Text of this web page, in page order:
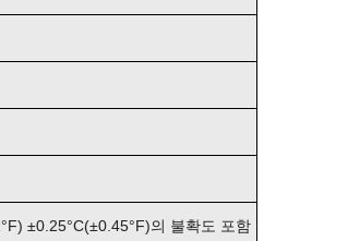
±0.25°C(±0.45°F)의 불확도 포함